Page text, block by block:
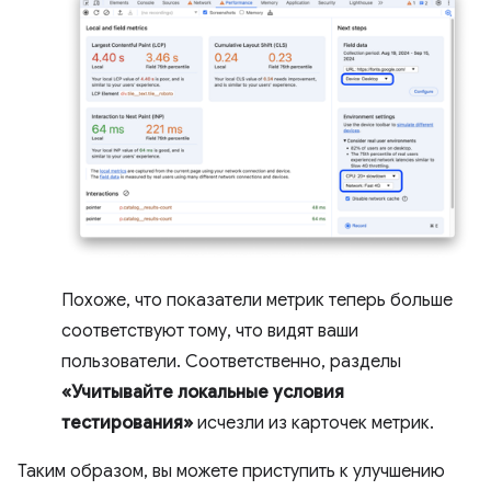
Похоже, что показатели метрик теперь больше
соответствуют тому, что видят ваши
пользователи. Соответственно, разделы
«Учитывайте локальные условия
тестирования» исчезли из карточек метрик.
Таким образом, вы можете приступить к улучшению